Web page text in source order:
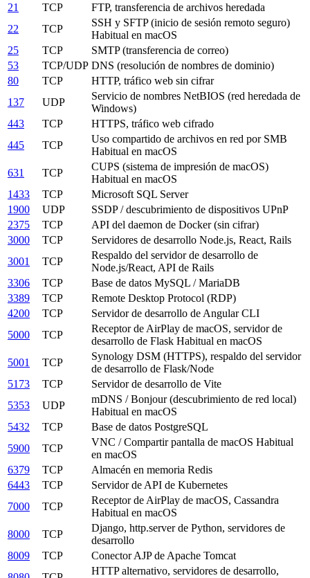
21
TCP
FTP, transferencia de archivos heredada
22
TCP
SSH y SFTP (inicio de sesión remoto seguro)
Habitual en macOS
25
TCP
SMTP (transferencia de correo)
53
TCP/UDP DNS (resolución de nombres de dominio)
80
TCP
HTTP, tráfico web sin cifrar
137
UDP
Servicio de nombres NetBIOS (red heredada de
Windows)
443
TCP
HTTPS, tráfico web cifrado
445
TCP
Uso compartido de archivos en red por SMB
Habitual en macOS
631
TCP
CUPS (sistema de impresión de macOS)
Habitual en macOS
1433
TCP
Microsoft SQL Server
1900
UDP
SSDP / descubrimiento de dispositivos UPnP
2375
TCP
API del daemon de Docker (sin cifrar)
3000
TCP
Servidores de desarrollo Node.js, React, Rails
3001
TCP
Respaldo del servidor de desarrollo de
Node.js/React, API de Rails
3306
TCP
Base de datos MySQL / MariaDB
3389
TCP
Remote Desktop Protocol (RDP)
4200
TCP
Servidor de desarrollo de Angular CLI
5000
TCP
Receptor de AirPlay de macOS, servidor de
desarrollo de Flask Habitual en macOS
5001
TCP
Synology DSM (HTTPS), respaldo del servidor
de desarrollo de Flask/Node
5173
TCP
Servidor de desarrollo de Vite
5353
UDP
mDNS / Bonjour (descubrimiento de red local)
Habitual en macOS
5432
TCP
Base de datos PostgreSQL
5900
TCP
VNC / Compartir pantalla de macOS Habitual
en macOS
6379
TCP
Almacén en memoria Redis
6443
TCP
Servidor de API de Kubernetes
7000
TCP
Receptor de AirPlay de macOS, Cassandra
Habitual en macOS
8000
TCP
Django, http.server de Python, servidores de
desarrollo
8009
TCP
Conector AJP de Apache Tomcat
HTTP alternativo, servidores de desarrollo,